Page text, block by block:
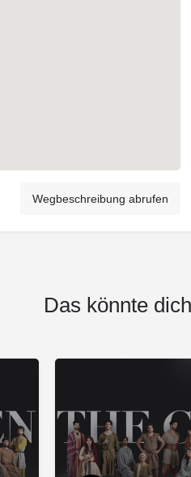
Wegbeschreibung abrufen
Das könnte